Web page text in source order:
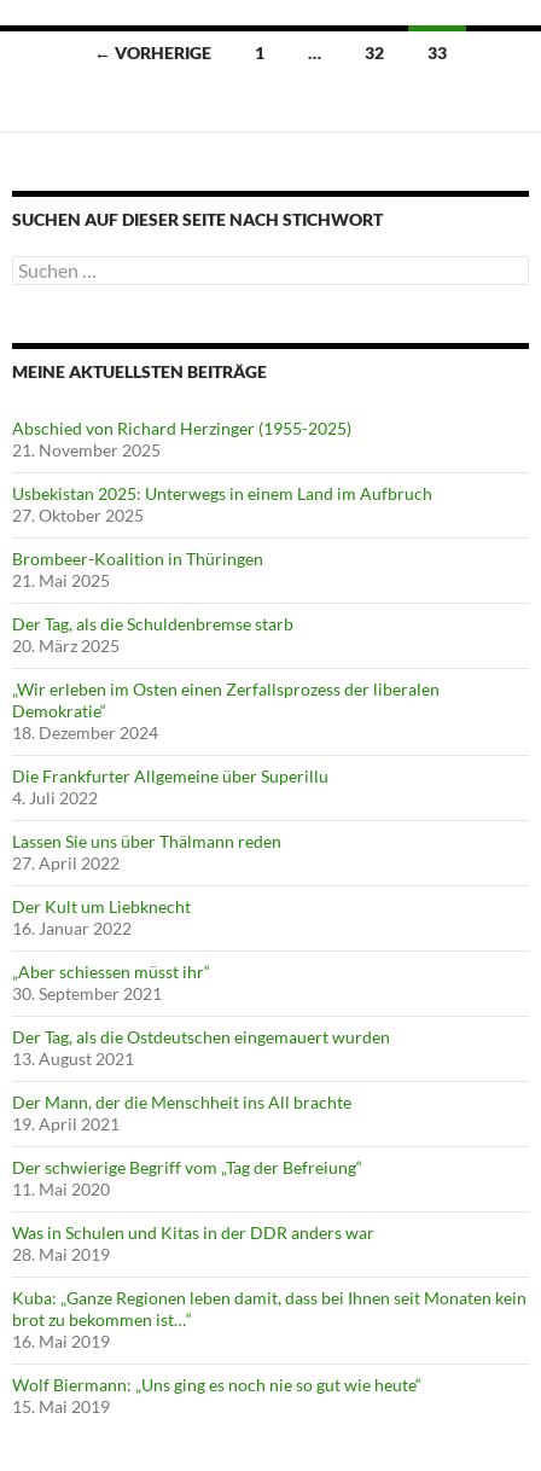
Beitragsnavigation
← VORHERIGE 1 … 32 33
SUCHEN AUF DIESER SEITE NACH STICHWORT
Suche
nach:
MEINE AKTUELLSTEN BEITRÄGE
Abschied von Richard Herzinger (1955-2025)
21. November 2025
Usbekistan 2025: Unterwegs in einem Land im Aufbruch
27. Oktober 2025
Brombeer-Koalition in Thüringen
21. Mai 2025
Der Tag, als die Schuldenbremse starb
20. März 2025
„Wir erleben im Osten einen Zerfallsprozess der liberalen
Demokratie“
18. Dezember 2024
Die Frankfurter Allgemeine über Superillu
4. Juli 2022
Lassen Sie uns über Thälmann reden
27. April 2022
Der Kult um Liebknecht
16. Januar 2022
„Aber schiessen müsst ihr“
30. September 2021
Der Tag, als die Ostdeutschen eingemauert wurden
13. August 2021
Der Mann, der die Menschheit ins All brachte
19. April 2021
Der schwierige Begriff vom „Tag der Befreiung“
11. Mai 2020
Was in Schulen und Kitas in der DDR anders war
28. Mai 2019
Kuba: „Ganze Regionen leben damit, dass bei Ihnen seit Monaten kein
brot zu bekommen ist…“
16. Mai 2019
Wolf Biermann: „Uns ging es noch nie so gut wie heute“
15. Mai 2019